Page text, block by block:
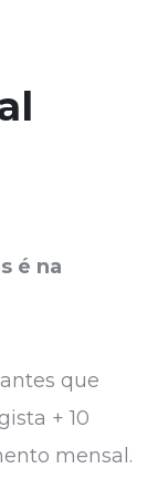
é na
que
+ 10
mensal.